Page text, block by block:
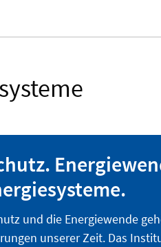
und die Energiewende
unserer Zeit. Das